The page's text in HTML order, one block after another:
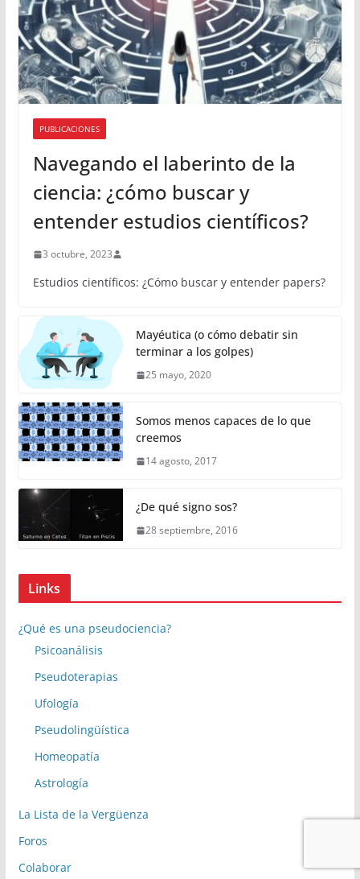
PUBLICACIONES
Navegando el laberinto de la
ciencia: ¿cómo buscar y
entender estudios científicos?
3 octubre, 2023
Estudios científicos: ¿Cómo buscar y entender papers?
Mayéutica (o cómo debatir sin
terminar a los golpes)
25 mayo, 2020
Somos menos capaces de lo que
creemos
14 agosto, 2017
¿De qué signo sos?
28 septiembre, 2016
Links
¿Qué es una pseudociencia?
Psicoanálisis
Pseudoterapias
Ufología
Pseudolingüística
Homeopatía
Astrología
La Lista de la Vergüenza
Foros
Colaborar